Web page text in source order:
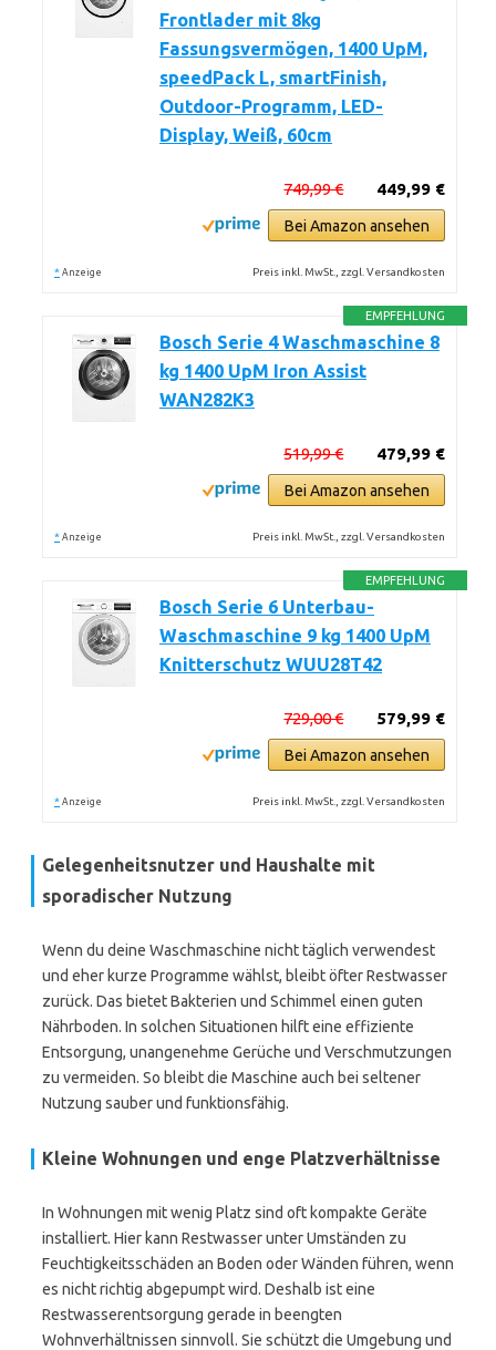
Frontlader mit 8kg
Fassungsvermögen, 1400 UpM,
speedPack L, smartFinish,
Outdoor-Programm, LED-
Display, Weiß, 60cm
449,99 €
749,99 €
Bei Amazon ansehen
* Anzeige Preis inkl. MwSt., zzgl. Versandkosten
EMPFEHLUNG
Bosch Serie 4 Waschmaschine 8
kg 1400 UpM Iron Assist
WAN282K3
479,99 €
519,99 €
Bei Amazon ansehen
* Anzeige Preis inkl. MwSt., zzgl. Versandkosten
EMPFEHLUNG
Bosch Serie 6 Unterbau-
Waschmaschine 9 kg 1400 UpM
Knitterschutz WUU28T42
579,99 €
729,00 €
Bei Amazon ansehen
* Anzeige Preis inkl. MwSt., zzgl. Versandkosten
Gelegenheitsnutzer und Haushalte mit
sporadischer Nutzung
Wenn du deine Waschmaschine nicht täglich verwendest
und eher kurze Programme wählst, bleibt öfter Restwasser
zurück. Das bietet Bakterien und Schimmel einen guten
Nährboden. In solchen Situationen hilft eine effiziente
Entsorgung, unangenehme Gerüche und Verschmutzungen
zu vermeiden. So bleibt die Maschine auch bei seltener
Nutzung sauber und funktionsfähig.
Kleine Wohnungen und enge Platzverhältnisse
In Wohnungen mit wenig Platz sind oft kompakte Geräte
installiert. Hier kann Restwasser unter Umständen zu
Feuchtigkeitsschäden an Boden oder Wänden führen, wenn
es nicht richtig abgepumpt wird. Deshalb ist eine
Restwasserentsorgung gerade in beengten
Wohnverhältnissen sinnvoll. Sie schützt die Umgebung und